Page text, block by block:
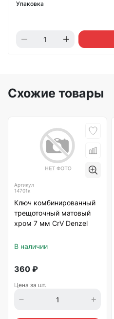
Схожие товары
Артикул
14701к
Ключ комбинированный
трещоточный матовый
хром 7 мм CrV Denzel
В наличии
360 ₽
Цена за шт.